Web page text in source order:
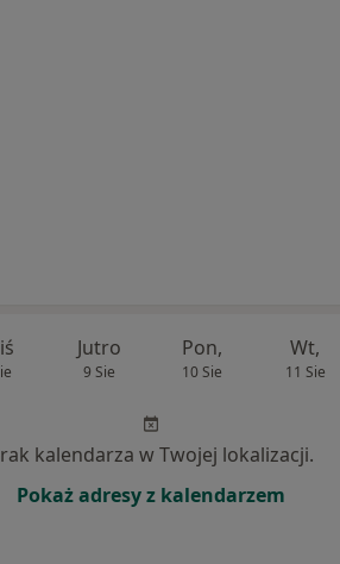
Jutro
9 Sie
Pon,
10 Sie
Wt,
11 Sie
kalendarza w Twojej lokalizacji.
Pokaż adresy z kalendarzem